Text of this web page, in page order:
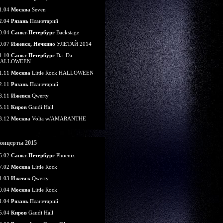
Москва Seven
Рязань Планетарий
Санкт-Петербург Backstage
Ижевск, Нечкино УЛЕТАЙ 2014
Санкт-Петербург Da: Da:
Москва Little Rock HALLOWEEN
Рязань Планетарий
Ижевск Qwerty
Киров Gaudi Hall
Москва Volta w/AMARANTHE
2015
Санкт-Петербург Phoenix
Москва Little Rock
Ижевск Qwerty
Москва Little Rock
Рязань Планетарий
Киров Gaudi Hall